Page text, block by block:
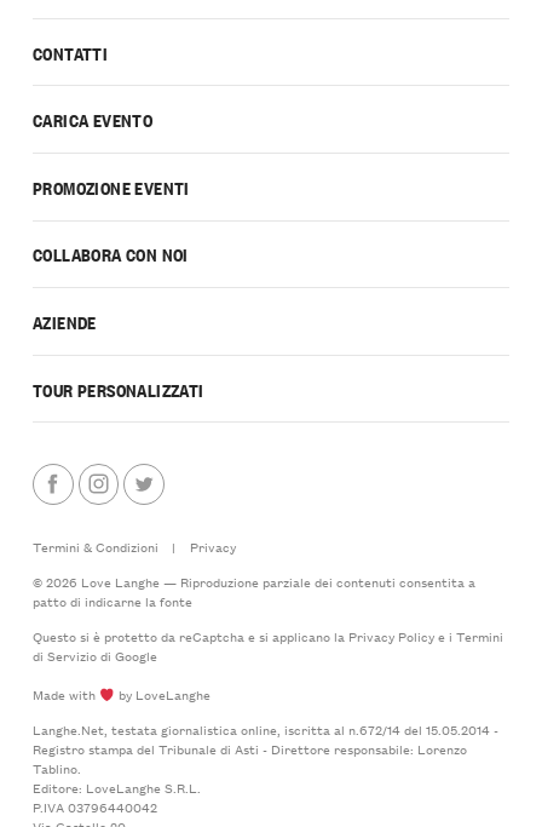
CONTATTI
CARICA EVENTO
PROMOZIONE EVENTI
COLLABORA CON NOI
AZIENDE
TOUR PERSONALIZZATI
Termini & Condizioni |
Privacy
© 2026 Love Langhe — Riproduzione parziale dei contenuti consentita a
patto di indicarne la fonte
Questo si è protetto da reCaptcha e si applicano la Privacy Policye i Termini
di Serviziodi Google
Made with
by LoveLanghe
Langhe.Net, testata giornalistica online, iscritta al n.672/14 del 15.05.2014 -
Registro stampa del Tribunale di Asti - Direttore responsabile: Lorenzo
Tablino.
Editore: LoveLanghe S.R.L.
P.IVA 03796440042